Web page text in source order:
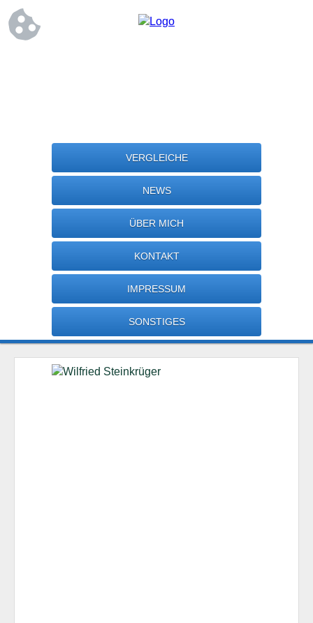
VERGLEICHE
NEWS
ÜBER MICH
KONTAKT
IMPRESSUM
SONSTIGES